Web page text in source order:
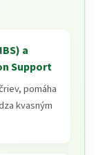
a
Support
pomáha
kvasným